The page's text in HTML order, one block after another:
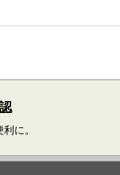
に。